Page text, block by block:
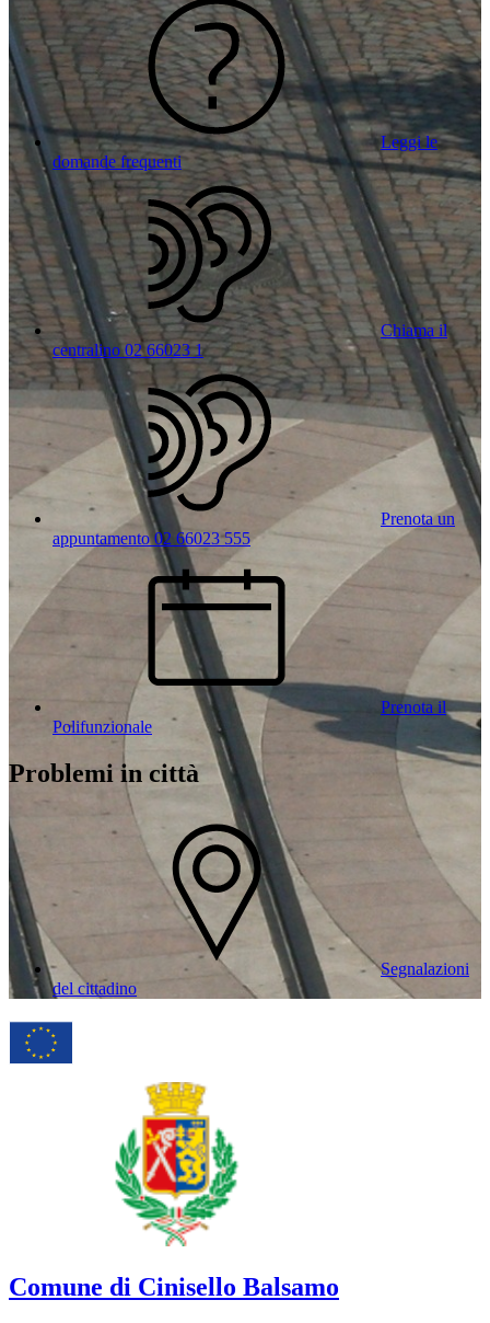
Leggi le
domande frequenti
Chiama il
centralino 02 66023 1
Prenota un
appuntamento 02 66023 555
Prenota il
Polifunzionale
Problemi in città
Segnalazioni
del cittadino
Comune di Cinisello Balsamo